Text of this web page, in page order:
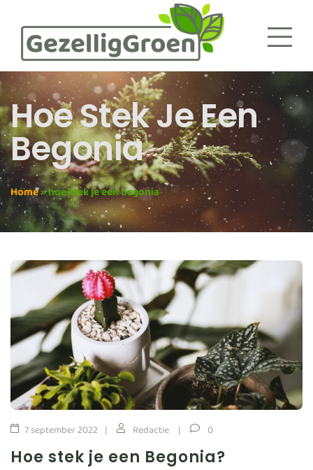
Hoe Stek Je Een
Begonia
Home»hoe stek je een begonia
7 september 2022 Redactie 0
Hoe stek je een Begonia?